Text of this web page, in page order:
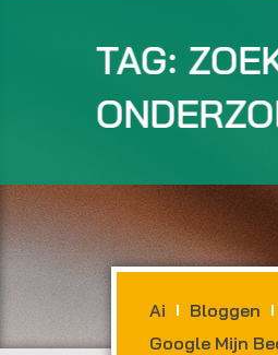
TAG:
Ai Bloggen
Google Mijn